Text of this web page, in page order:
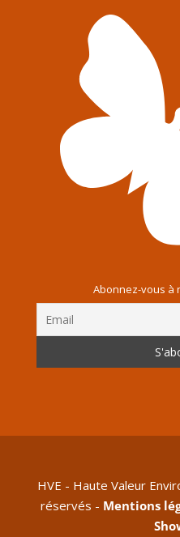
Abonnez-vous à
HVE - Haute Valeur
réservés - Mentions